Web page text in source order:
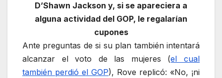
D’Shawn Jackson y, si se apareciera a
alguna actividad del GOP, le regalarían
cupones
Ante preguntas de si su plan también intentará
alcanzar el voto de las mujeres (el cual
también perdió el GOP), Rove replicó: «No, ¡ni